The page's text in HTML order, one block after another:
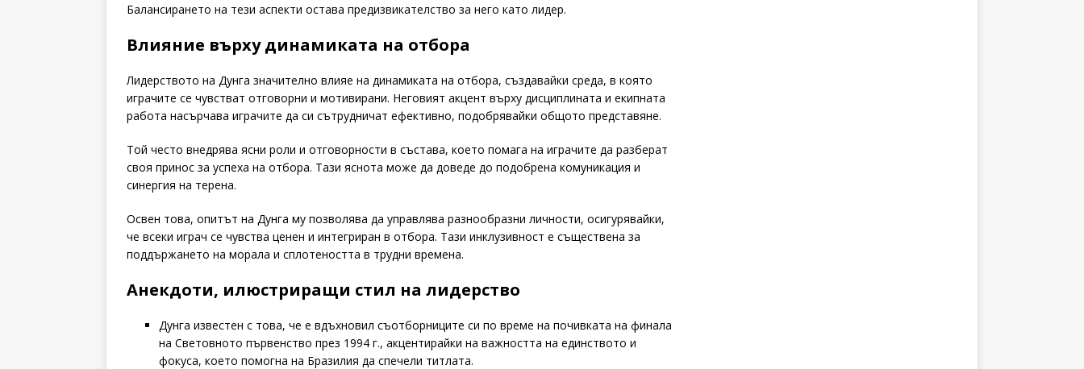
Балансирането на тези аспекти остава предизвикателство за него като лидер.
Влияние върху динамиката на отбора
Лидерството на Дунга значително влияе на динамиката на отбора, създавайки среда, в която
играчите се чувстват отговорни и мотивирани. Неговият акцент върху дисциплината и екипната
работа насърчава играчите да си сътрудничат ефективно, подобрявайки общото представяне.
Той често внедрява ясни роли и отговорности в състава, което помага на играчите да разберат
своя принос за успеха на отбора. Тази яснота може да доведе до подобрена комуникация и
синергия на терена.
Освен това, опитът на Дунга му позволява да управлява разнообразни личности, осигурявайки,
че всеки играч се чувства ценен и интегриран в отбора. Тази инклузивност е съществена за
поддържането на морала и сплотеността в трудни времена.
Анекдоти, илюстриращи стил на лидерство
Дунга известен с това, че е вдъхновил съотборниците си по време на почивката на финала
на Световното първенство през 1994 г., акцентирайки на важността на единството и
фокуса, което помогна на Бразилия да спечели титлата.